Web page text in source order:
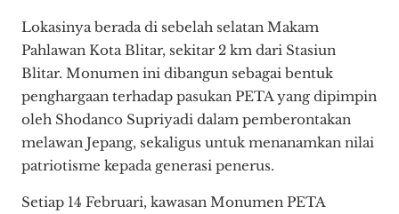
Lokasinya berada di sebelah selatan Makam
Pahlawan Kota Blitar, sekitar 2 km dari Stasiun
Blitar. Monumen ini dibangun sebagai bentuk
penghargaan terhadap pasukan PETA yang dipimpin
oleh Shodanco Supriyadi dalam pemberontakan
melawan Jepang, sekaligus untuk menanamkan nilai
patriotisme kepada generasi penerus.
Setiap 14 Februari, kawasan Monumen PETA